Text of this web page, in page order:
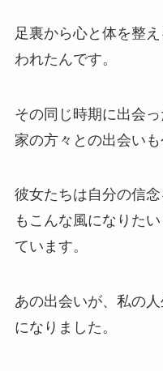
足裏から心と体を整
われたんです。
その同じ時期に出会
家の方々との出会い
彼女たちは自分の信
もこんな風になりた
ています。
あの出会いが、私の
になりました。